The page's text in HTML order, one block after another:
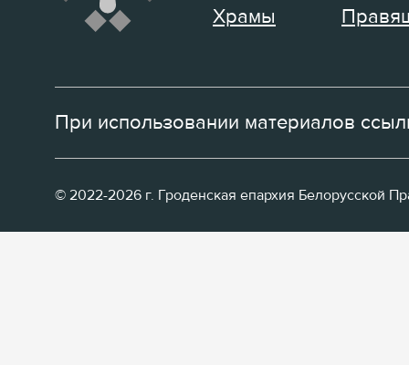
Храмы
При использовании материалов
© 2022-2026 г. Гроденская епархия Белорусской